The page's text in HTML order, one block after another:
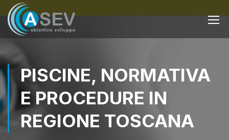
PISCINE, NORMATIVA
E PROCEDURE IN
REGIONE TOSCANA